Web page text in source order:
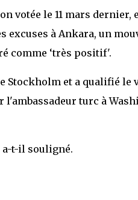
votée le 11 mars dernier,
à Ankara, un
comme ‘très positif'.
et a qualifié le
turc à
a-t-il souligné.